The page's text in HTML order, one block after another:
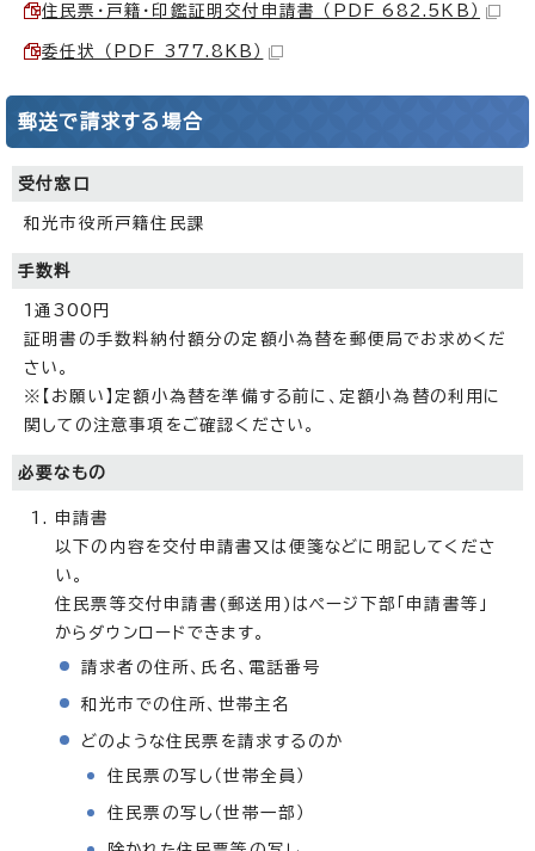
住民票・戸籍・印鑑証明交付申請書 （PDF 682.5KB）
委任状 （PDF 377.8KB）
郵送で請求する場合
受付窓口
和光市役所戸籍住民課
手数料
1通300円
証明書の手数料納付額分の定額小為替を郵便局でお求めくだ
さい。
※【お願い】定額小為替を準備する前に、定額小為替の利用に
関しての注意事項をご確認ください。
必要なもの
申請書
以下の内容を交付申請書又は便箋などに明記してくださ
い。
住民票等交付申請書(郵送用)はページ下部「申請書等」
からダウンロードできます。
請求者の住所、氏名、電話番号
和光市での住所、世帯主名
どのような住民票を請求するのか
住民票の写し（世帯全員）
住民票の写し（世帯一部）